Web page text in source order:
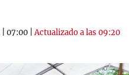
07:00 |Actualizado a las 09:20